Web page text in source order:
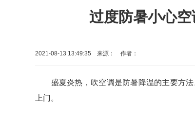
过度防暑小心
2021-08-13 13:49:35 来源： 作者：
盛夏炎热，吹空调是防暑降温的主要方法
上门。